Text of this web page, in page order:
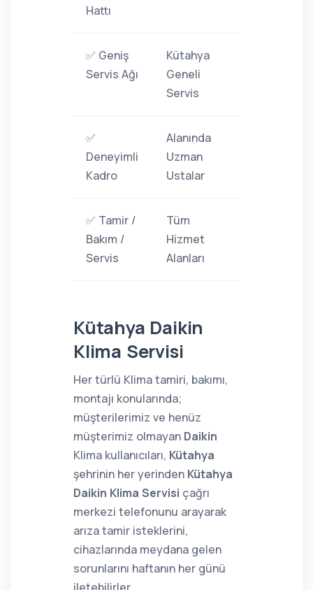
Hattı
✅ Geniş
Servis Ağı
Kütahya
Geneli
Servis
✅
Deneyimli
Kadro
Alanında
Uzman
Ustalar
✅ Tamir /
Bakım /
Servis
Tüm
Hizmet
Alanları
Kütahya Daikin
Klima Servisi
Her türlü Klima tamiri, bakımı,
montajı konularında;
müşterilerimiz ve henüz
müşterimiz olmayan Daikin
Klima kullanıcıları, Kütahya
şehrinin her yerinden Kütahya
Daikin Klima Servisi çağrı
merkezi telefonunu arayarak
arıza tamir isteklerini,
cihazlarında meydana gelen
sorunlarını haftanın her günü